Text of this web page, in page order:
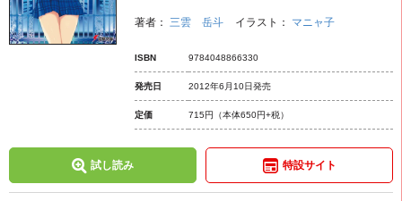
著者： 三雲 岳斗 イラスト： マニャ子
ISBN 9784048866330
発売日 2012年6月10日発売
定価 715円 （本体650円+税）
試し読み 特設サイト